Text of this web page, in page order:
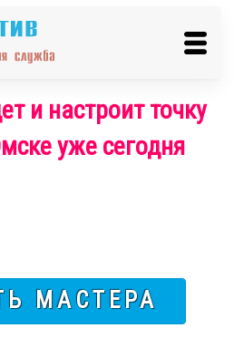
и настроит точку
уже сегодня
МАСТЕРА